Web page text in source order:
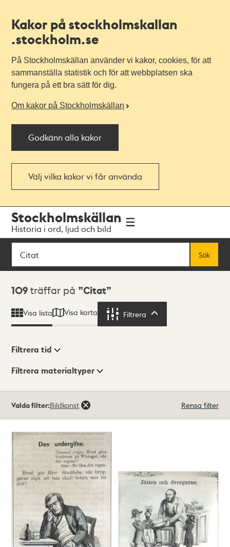
Kakor på stockholmskallan
.stockholm.se
På Stockholmskällan använder vi kakor, cookies, för att
sammanställa statistik och för att webbplatsen ska
fungera på ett bra sätt för dig.
Om kakor på Stockholmskällan
Godkänn alla kakor
Välj vilka kakor vi får använda
navigationen
huvudinnehållet
Stockholmskällan
Historia i ord, ljud och bild
Sök
Sök
Sökresultat
109 träffar på Citat
Visa lista Visa karta Filtrera
Visningsläge
Filtrera tid
Filtrera materialtyper
109träffar
Valda filter:Bildkonst Rensa filter